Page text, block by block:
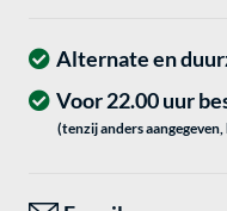
Alternate en
Voor 22.00 uur
(tenzij anders